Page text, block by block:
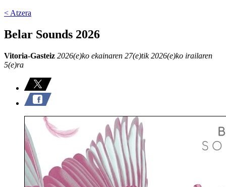
< Atzera
Belar Sounds 2026
Vitoria-Gasteiz 2026(e)ko ekainaren 27(e)tik 2026(e)ko irailaren
5(e)ra